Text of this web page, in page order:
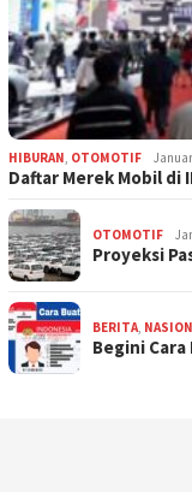
HIBURAN, OTOMOTIF
Daftar Merek Mobil di
OTOMOTIF
Proyeksi
BERITA,
Begini